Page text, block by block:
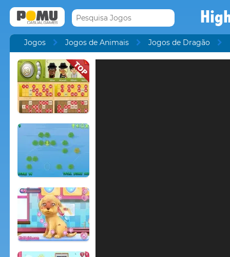
Jogos Jogos de Animais Jogos de Dragão